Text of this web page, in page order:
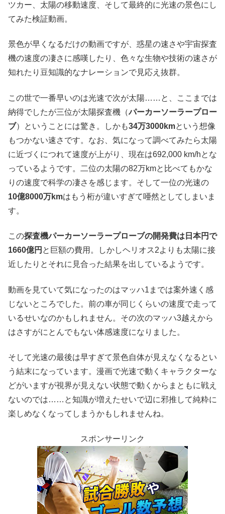
ツカー、太陽の移動速度、そして最終的に光速の景色にし
てみた検証動画。
景色が早くなるだけの動画ですが、惑星の速さや宇宙探査
機の速度の凄さに感嘆したり、色々な生物や技術の速さが
知れたり豆知識的なナレーションで見応え抜群。
この世で一番早いのは光速で次が太陽……と、ここまでは
納得でしたが三位が太陽探査機（パーカーソーラープロー
ブ）ということには驚き。しかも34万3000kmという想像
もつかない速さです。なお、気になって調べてみたら太陽
に近づくにつれて速度が上がり、現在は692,000 km/hとな
っているようです。二位の太陽の82万kmと比べてもかな
りの速度で科学の凄さを感じます。そして一位の光速の
10億8000万kmはもう桁が違いすぎて唖然としてしまいま
す。
この探査機パーカーソーラープローブの開発費は日本円で
1660億円 と巨額の費用。しかしヘリオス2よりも太陽に接
近したりとそれに見合った結果を出しているようです。
動画を見ていて気になったのはマッハ1までは案外速く感
じないところでした。前の車が同じくらいの速度で走って
いるせいなのかもしれません。その次のマッハ3越えから
はさすがにとんでもない体感速度になりました。
そして光速の最後は早すぎて景色自体が見えなくなるとい
う結末になっています。漫画で光速で動くキャラクターな
どがいますが視界が見えない状態で動くからまともに戦え
ないのでは……と知識が増えたせいで辺に邪推して純粋に
楽しめなくなってしまうかもしれませんね。
スポンサーリンク